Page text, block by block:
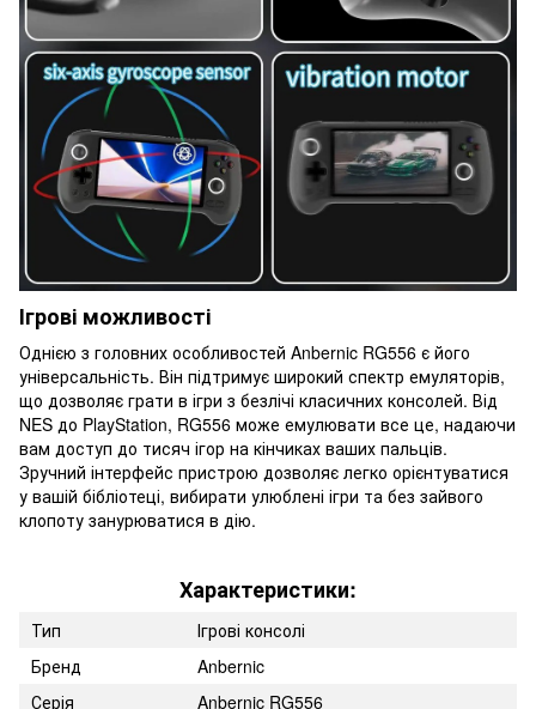
Ігрові можливості
Однією з головних особливостей Anbernic RG556 є його
універсальність. Він підтримує широкий спектр емуляторів,
що дозволяє грати в ігри з безлічі класичних консолей. Від
NES до PlayStation, RG556 може емулювати все це, надаючи
вам доступ до тисяч ігор на кінчиках ваших пальців.
Зручний інтерфейс пристрою дозволяє легко орієнтуватися
у вашій бібліотеці, вибирати улюблені ігри та без зайвого
клопоту занурюватися в дію.
Характеристики:
Тип
Ігрові консолі
Бренд
Anbernic
Серія
Anbernic RG556